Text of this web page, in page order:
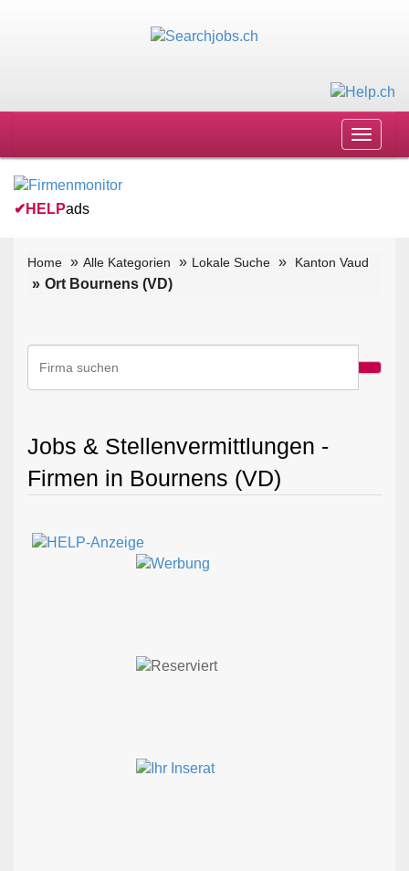
Toggle
✔ HELPads
Home Alle Kategorien Lokale Suche Kanton Vaud
Ort Bournens (VD)
Jobs & Stellenvermittlungen -
Firmen in Bournens (VD)